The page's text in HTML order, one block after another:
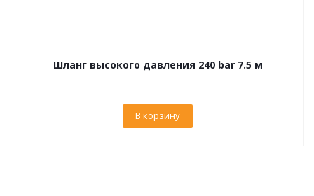
Шланг высокого давления 240 bar 7.5 м
В корзину